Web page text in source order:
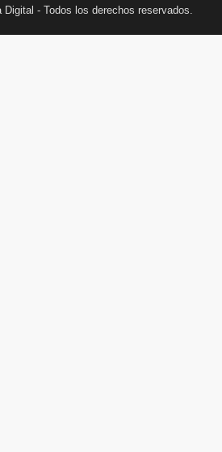
- Todos los derechos reservados.